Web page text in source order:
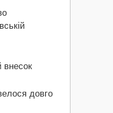
внесок
довго